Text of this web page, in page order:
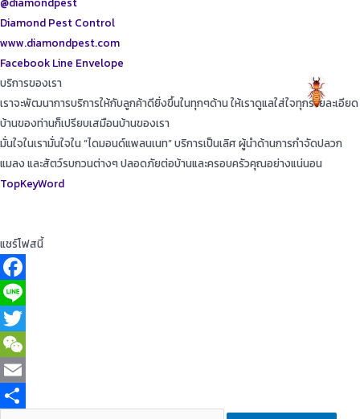
Diamond Pest Control
www.diamondpest.com
Facebook Line Envelope
บริการของเรา
เราจะพัฒนาการบริการให้กับลูกค้าดียิ่งขึ้นในทุกๆด้าน ให้เราดูแลใส่ใจทุกรายละเอียด
บ้านของท่านก็เปรียบเสมือนบ้านของเรา
มั่นใจในเรามั่นใจใน “ไดมอนด์แพลนเนท” บริการเป็นเลิศ ผู้นำด้านการกำจัดปลวก
แมลง และสัตว์รบกวนต่างๆ ปลอดภัยต่อบ้านและครอบครัวคุณอย่างแน่นอน
TopKeyWord
แชร์โฟสนี้
Facebook
Line
Twitter
WeChat
Email